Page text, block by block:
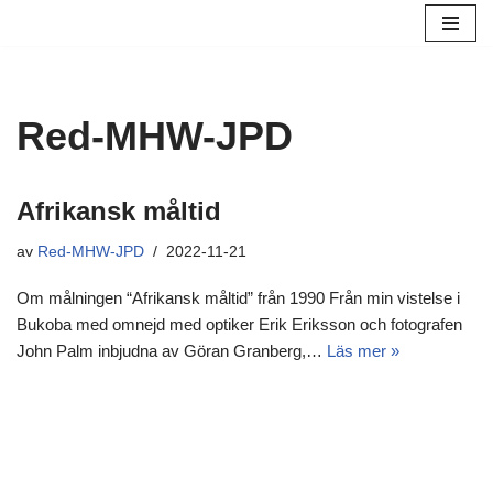
Red-MHW-JPD
Afrikansk måltid
av Red-MHW-JPD 2022-11-21
Om målningen “Afrikansk måltid” från 1990 Från min vistelse i
Bukoba med omnejd med optiker Erik Eriksson och fotografen
John Palm inbjudna av Göran Granberg,… Läs mer »